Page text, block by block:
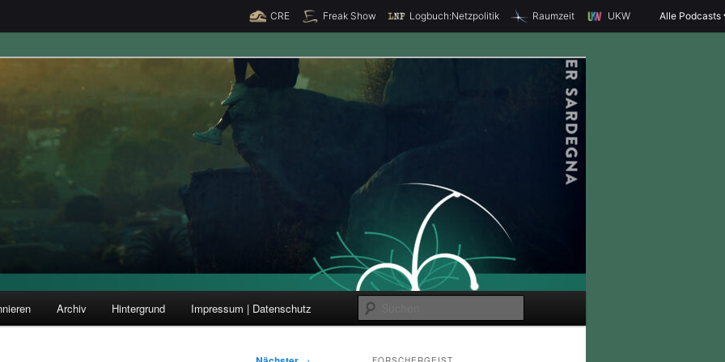
CRE Freak Show Logbuch:Netzpolitik Raumzeit UKW Alle Podcasts
und Forschung
u
Archiv Hintergrund Impressum | Datenschutz